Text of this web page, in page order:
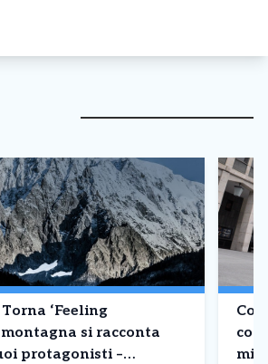
‘Feeling
si racconta
protagonisti –